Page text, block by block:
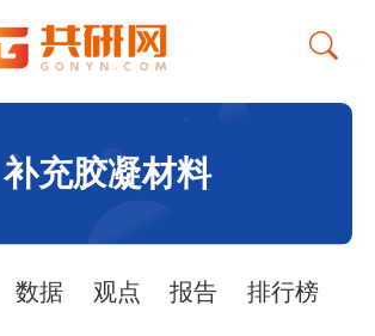
补充胶凝材料
数据 观点 报告 排行榜